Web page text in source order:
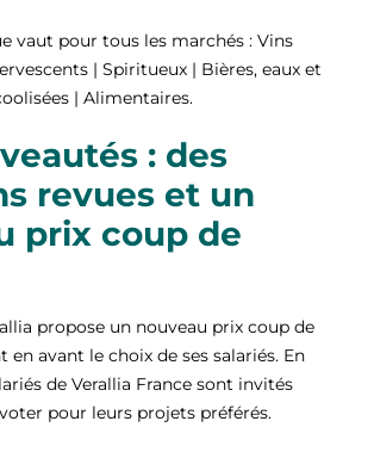
vaut pour tous les marchés : Vins
| Spiritueux | Bières, eaux et
| Alimentaires.
: des
revues et un
prix coup de
propose un nouveau prix coup de
avant le choix de ses salariés. En
de Verallia France sont invités
pour leurs projets préférés.